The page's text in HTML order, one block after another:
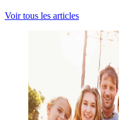
Voir tous les articles